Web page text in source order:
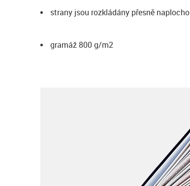
strany jsou rozkládány přesně naplocho
gramáž 800 g/m2